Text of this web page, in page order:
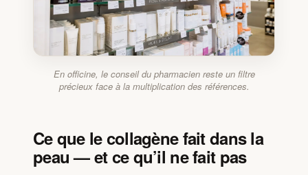
En officine, le conseil du pharmacien reste un filtre
précieux face à la multiplication des références.
Ce que le collagène fait dans la
peau — et ce qu’il ne fait pas